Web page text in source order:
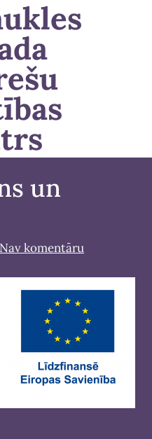
un
Nav komentāru